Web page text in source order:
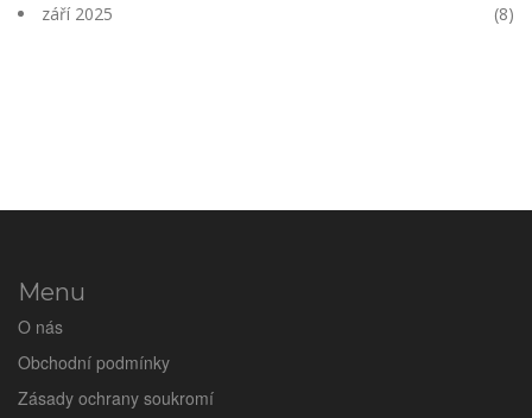
září 2025 (8)
Menu
O nás
Obchodní podmínky
Zásady ochrany soukromí